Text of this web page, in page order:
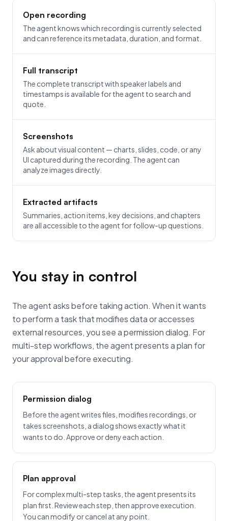
Open recording
The agent knows which recording is currently selected
and can reference its metadata, duration, and format.
Full transcript
The complete transcript with speaker labels and
timestamps is available for the agent to search and
quote.
Screenshots
Ask about visual content — charts, slides, code, or any
UI captured during the recording. The agent can
analyze images directly.
Extracted artifacts
Summaries, action items, key decisions, and chapters
are all accessible to the agent for follow-up questions.
You stay in control
The agent asks before taking action. When it wants
to perform a task that modifies data or accesses
external resources, you see a permission dialog. For
multi-step workflows, the agent presents a plan for
your approval before executing.
Permission dialog
Before the agent writes files, modifies recordings, or
takes screenshots, a dialog shows exactly what it
wants to do. Approve or deny each action.
Plan approval
For complex multi-step tasks, the agent presents its
plan first. Review each step, then approve execution.
You can modify or cancel at any point.